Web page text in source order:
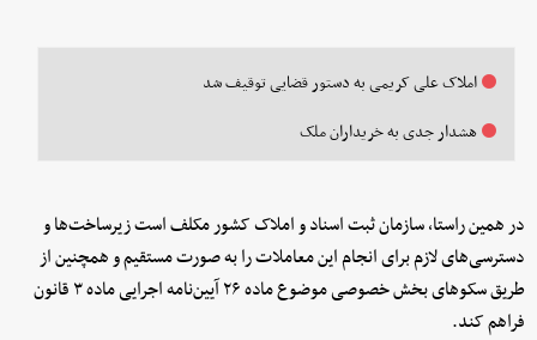
املاک علی کریمی به دستور قضایی توقیف شد
هشدار جدی به خریداران ملک
در همین راستا، سازمان ثبت اسناد و املاک کشور مکلف است زیرساخت‌ها و
دسترسی‌های لازم برای انجام این معاملات را به صورت مستقیم و همچنین از
طریق سکوهای بخش خصوصی موضوع ماده ۲۶ آیین‌نامه اجرایی ماده ۳ قانون
فراهم کند.